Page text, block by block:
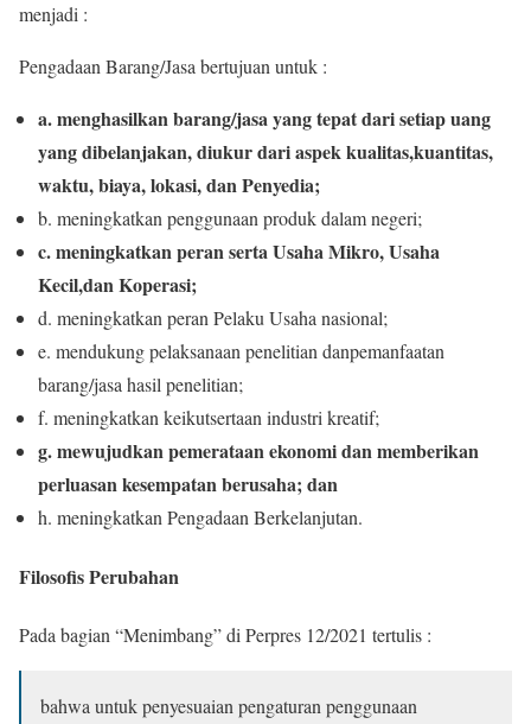
menjadi :
Pengadaan Barang/Jasa bertujuan untuk :
a. menghasilkan barang/jasa yang tepat dari setiap uang
yang dibelanjakan, diukur dari aspek kualitas,kuantitas,
waktu, biaya, lokasi, dan Penyedia;
b. meningkatkan penggunaan produk dalam negeri;
c. meningkatkan peran serta Usaha Mikro, Usaha
Kecil,dan Koperasi;
d. meningkatkan peran Pelaku Usaha nasional;
e. mendukung pelaksanaan penelitian danpemanfaatan
barang/jasa hasil penelitian;
f. meningkatkan keikutsertaan industri kreatif;
g. mewujudkan pemerataan ekonomi dan memberikan
perluasan kesempatan berusaha; dan
h. meningkatkan Pengadaan Berkelanjutan.
Filosofis Perubahan
Pada bagian “Menimbang” di Perpres 12/2021 tertulis :
bahwa untuk penyesuaian pengaturan penggunaan